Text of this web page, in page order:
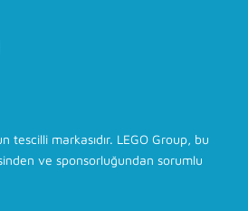
tescilli markasıdır. LEGO Group, bu
ve sponsorluğundan sorumlu